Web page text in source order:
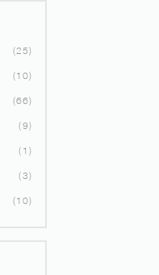
25
10
66
9
1
3
10